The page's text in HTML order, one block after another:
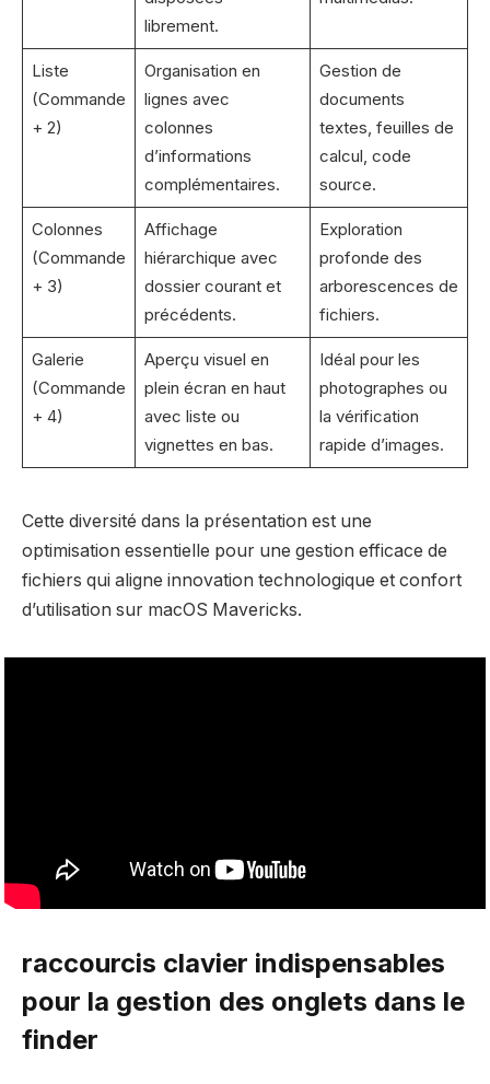
librement.
Liste
(Commande
+ 2)
Organisation en
lignes avec
colonnes
d’informations
complémentaires.
Gestion de
documents
textes, feuilles de
calcul, code
source.
Colonnes
(Commande
+ 3)
Affichage
hiérarchique avec
dossier courant et
précédents.
Exploration
profonde des
arborescences de
fichiers.
Galerie
(Commande
+ 4)
Aperçu visuel en
plein écran en haut
avec liste ou
vignettes en bas.
Idéal pour les
photographes ou
la vérification
rapide d’images.
Cette diversité dans la présentation est une
optimisation essentielle pour une gestion efficace de
fichiers qui aligne innovation technologique et confort
d’utilisation sur macOS Mavericks.
raccourcis clavier indispensables
pour la gestion des onglets dans le
finder